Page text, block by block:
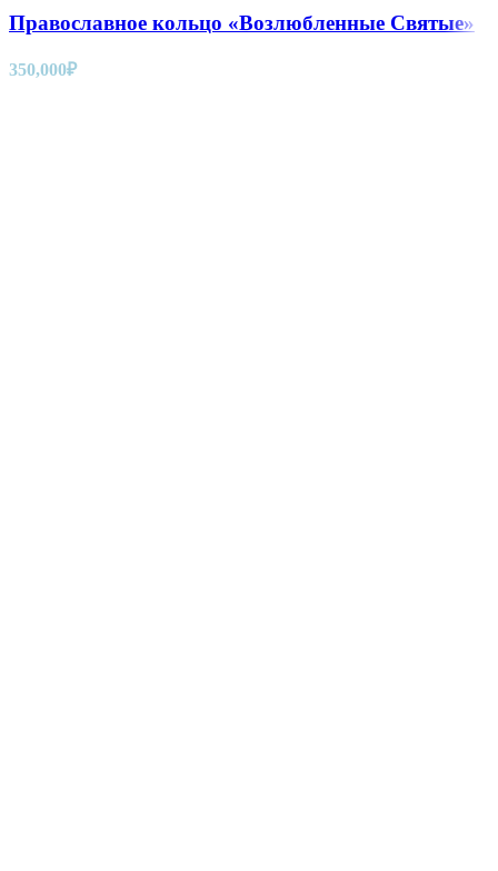
Православное кольцо «Возлюбленные Святые»
350,000₽